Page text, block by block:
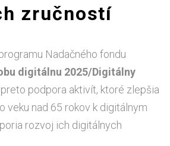
zručností
Nadačného fondu
digitálnu 2025/Digitálny
podpora aktivít, ktoré zlepšia
veku nad 65 rokov k digitálnym
rozvoj ich digitálnych